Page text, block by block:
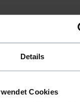
Details
Cookies